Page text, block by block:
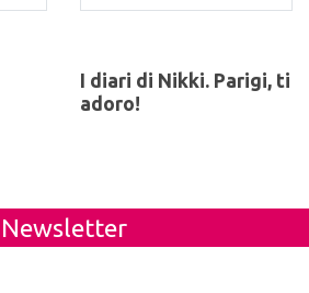
I diari di Nikki. Parigi, ti
adoro!
Newsletter